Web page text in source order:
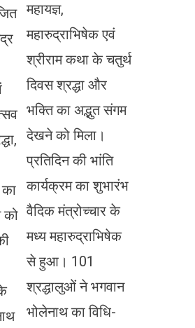
महायज्ञ,
महारुद्राभिषेक एवं
श्रीराम कथा के चतुर्थ
दिवस श्रद्धा और
भक्ति का अद्भुत संगम
देखने को मिला।
प्रतिदिन की भांति
कार्यक्रम का शुभारंभ
वैदिक मंत्रोच्चार के
मध्य महारुद्राभिषेक
से हुआ। 101
श्रद्धालुओं ने भगवान
भोलेनाथ का विधि-